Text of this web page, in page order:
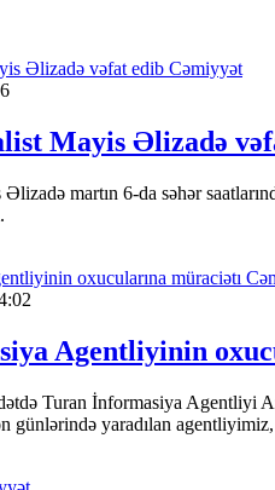
Cəmiyyət
Mayis Əlizadə
Əlizadə martın 6-da səhər
Agentliyinin
Turan İnformasiya Agentliyi
günlərində yaradılan